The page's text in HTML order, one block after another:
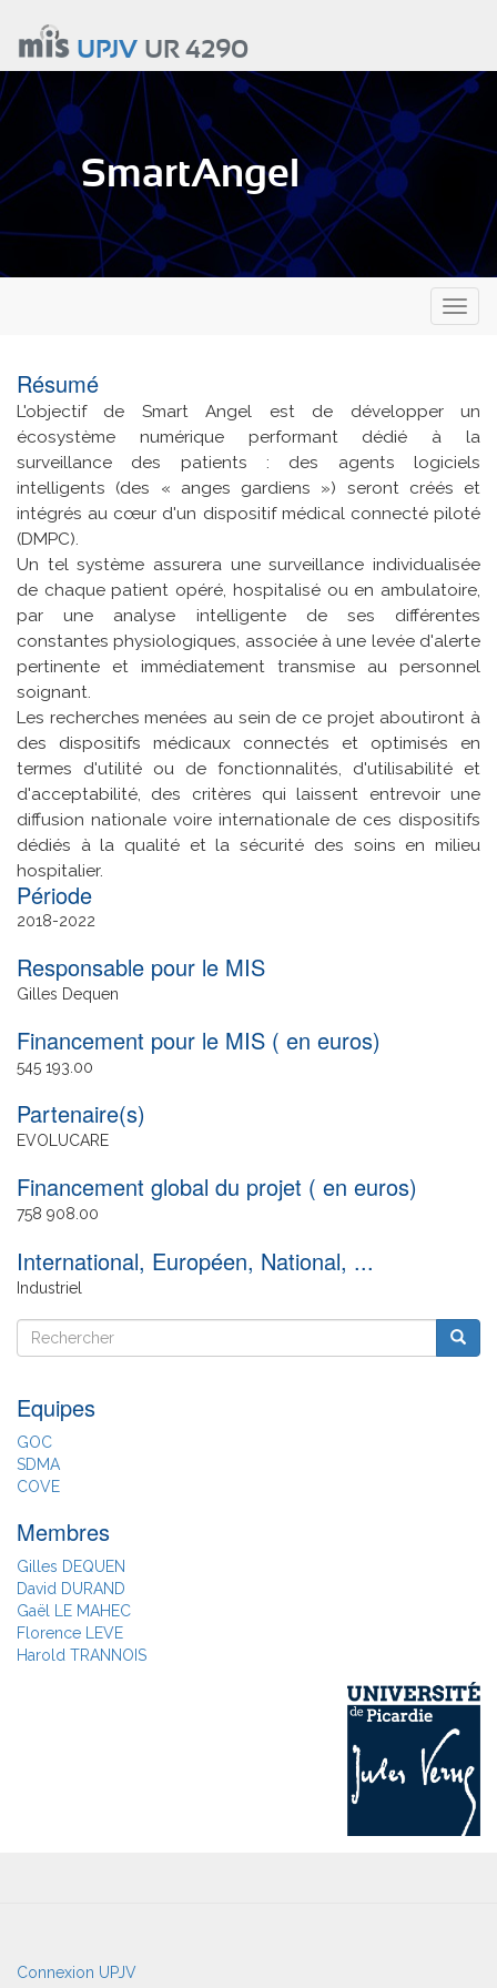
contenu
principal
UPJVUR 4290
SmartAngel
Résumé
L'objectif de Smart Angel est de développer un
écosystème numérique performant dédié à la
surveillance des patients : des agents logiciels
intelligents (des « anges gardiens ») seront créés et
intégrés au cœur d'un dispositif médical connecté piloté
(DMPC).
Un tel système assurera une surveillance individualisée
de chaque patient opéré, hospitalisé ou en ambulatoire,
par une analyse intelligente de ses différentes
constantes physiologiques, associée à une levée d'alerte
pertinente et immédiatement transmise au personnel
soignant.
Les recherches menées au sein de ce projet aboutiront à
des dispositifs médicaux connectés et optimisés en
termes d'utilité ou de fonctionnalités, d'utilisabilité et
d'acceptabilité, des critères qui laissent entrevoir une
diffusion nationale voire internationale de ces dispositifs
dédiés à la qualité et la sécurité des soins en milieu
hospitalier.
2018
Date
de
fin
2022
Responsable pour le MIS
Gilles Dequen
Financement pour le MIS ( en euros)
545 193.00
Partenaire(s)
EVOLUCARE
Financement global du projet ( en euros)
758 908.00
International, Européen, National, ...
Industriel
Rechercher
Rechercher
Equipes
GOC
SDMA
COVE
Membres
Gilles DEQUEN
David DURAND
Gaël LE MAHEC
Florence LEVE
Harold TRANNOIS
User
Connexion UPJV